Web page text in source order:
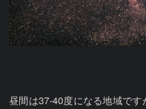
昼間は37-40度になる地域で